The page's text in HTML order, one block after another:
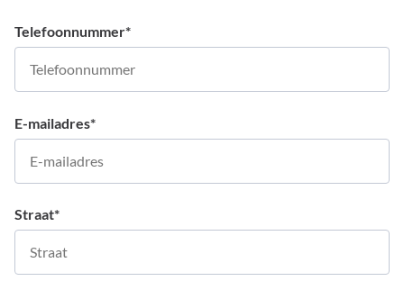
Telefoonnummer*
E-mailadres*
Straat*